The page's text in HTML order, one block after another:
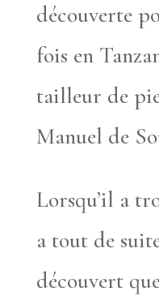
découverte
fois en
tailleur de
Manuel de
Lorsqu’il a
a tout de
découvert